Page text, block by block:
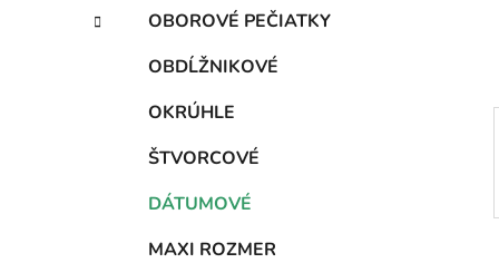
l
e
OBOROVÉ PEČIATKY
OBDĹŽNIKOVÉ
OKRÚHLE
ŠTVORCOVÉ
DÁTUMOVÉ
MAXI ROZMER